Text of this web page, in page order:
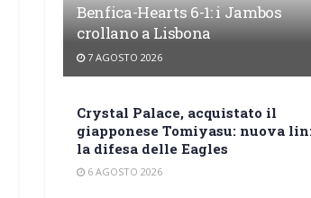
Benfica-Hearts 6-1: i Jambos
crollano a Lisbona
7 AGOSTO 2026
Crystal Palace, acquistato il
giapponese Tomiyasu: nuova
la difesa delle Eagles
6 AGOSTO 2026